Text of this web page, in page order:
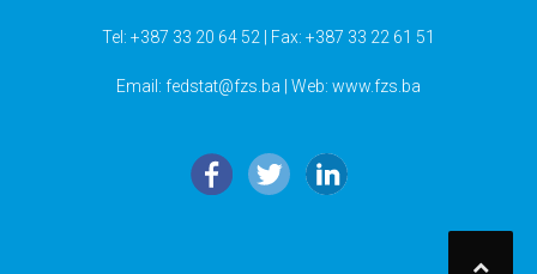
Tel: +387 33 20 64 52 | Fax: +387 33 22 61 51
Email: fedstat@fzs.ba | Web: www.fzs.ba